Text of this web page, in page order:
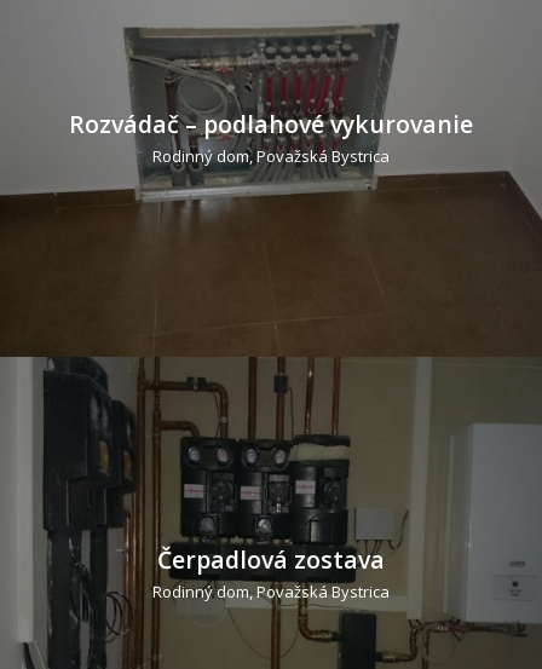
Rozvádač – podlahové vykurovanie
Rodinný dom, Považská Bystrica
Čerpadlová zostava
Rodinný dom, Považská Bystrica